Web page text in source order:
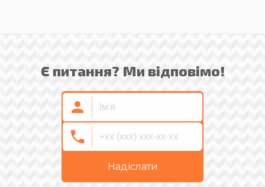
Є питання? Ми відповімо!
Надіслати